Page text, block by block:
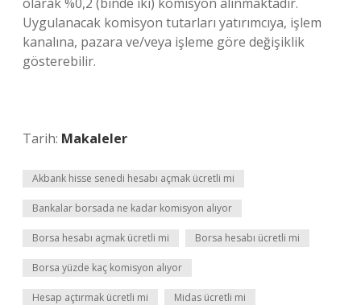
Uygulanacak komisyon tutarları yatırımcıya, işlem
kanalına, pazara ve/veya işleme göre değişiklik
gösterebilir.
Tarih: Makaleler
Akbank hisse senedi hesabı açmak ücretli mi
Bankalar borsada ne kadar komisyon alıyor
Borsa hesabı açmak ücretli mi Borsa hesabı ücretli mi
Borsa yüzde kaç komisyon alıyor
Hesap açtırmak ücretli mi Midas ücretli mi